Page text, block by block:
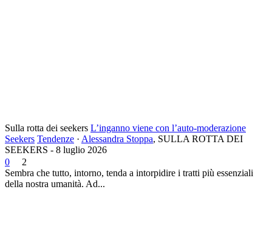
Sulla rotta dei seekers L’inganno viene con l’auto-moderazione
Seekers Tendenze · Alessandra Stoppa, SULLA ROTTA DEI
SEEKERS - 8 luglio 2026
0
2
Sembra che tutto, intorno, tenda a intorpidire i tratti più essenziali
della nostra umanità. Ad...